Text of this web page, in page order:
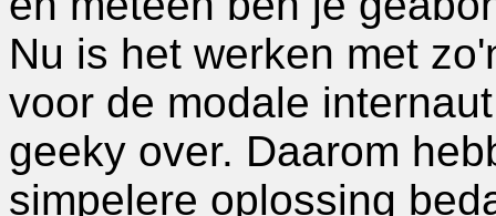
Nu is het werken met
voor de modale
geeky over. Daarom
simpelere oplossing